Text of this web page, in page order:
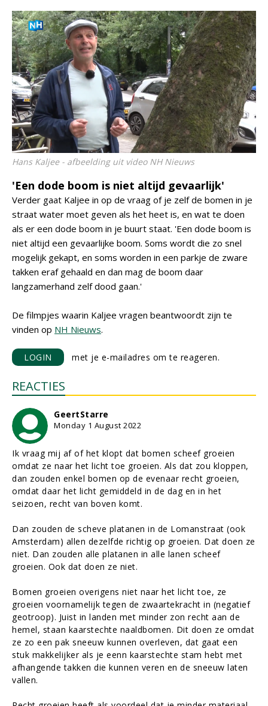
Hans Kaljee - afbeelding uit video NH Nieuws
'Een dode boom is niet altijd gevaarlijk'
Verder gaat Kaljee in op de vraag of je zelf de bomen in je
straat water moet geven als het heet is, en wat te doen
als er een dode boom in je buurt staat. 'Een dode boom is
niet altijd een gevaarlijke boom. Soms wordt die zo snel
mogelijk gekapt, en soms worden in een parkje de zware
takken eraf gehaald en dan mag de boom daar
langzamerhand zelf dood gaan.'
De filmpjes waarin Kaljee vragen beantwoordt zijn te
vinden op NH Nieuws.
LOGIN met je e-mailadres om te reageren.
REACTIES
GeertStarre
Monday 1 August 2022
Ik vraag mij af of het klopt dat bomen scheef groeien
omdat ze naar het licht toe groeien. Als dat zou kloppen,
dan zouden enkel bomen op de evenaar recht groeien,
omdat daar het licht gemiddeld in de dag en in het
seizoen, recht van boven komt.
Dan zouden de scheve platanen in de Lomanstraat (ook
Amsterdam) allen dezelfde richtig op groeien. Dat doen ze
niet. Dan zouden alle platanen in alle lanen scheef
groeien. Ook dat doen ze niet.
Bomen groeien overigens niet naar het licht toe, ze
groeien voornamelijk tegen de zwaartekracht in (negatief
geotroop). Juist in landen met minder zon recht aan de
hemel, staan kaarstechte naaldbomen. Dit doen ze omdat
ze zo een pak sneeuw kunnen overleven, dat gaat een
stuk makkelijker als je eenn kaarstechte stam hebt met
afhangende takken die kunnen veren en de sneeuw laten
vallen.